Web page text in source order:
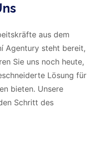
aus dem
Agentury steht bereit,
Sie uns noch heute,
Lösung für
bieten. Unsere
Schritt des